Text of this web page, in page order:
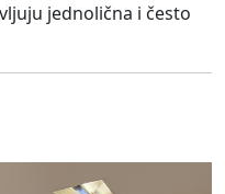
jednolična i često